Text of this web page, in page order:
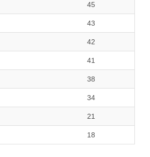
45
43
42
41
38
34
21
18